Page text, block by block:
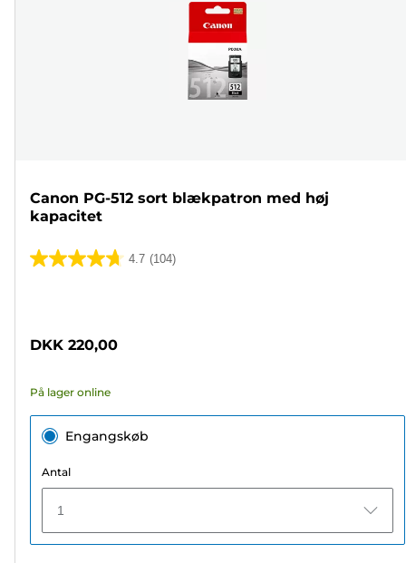
Canon PG-512 sort blækpatron med høj
kapacitet
4.7 (104)
4.7
stjerner.
anmeldelser
DKK 220,00
På lager online
Engangskøb
Antal
1